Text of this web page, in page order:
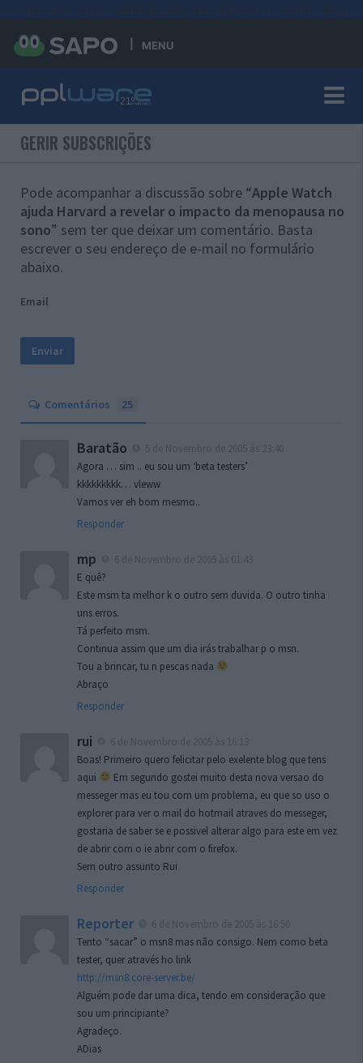
MENU
GERIR SUBSCRIÇÕES
Pode acompanhar a discussão sobre “Apple Watch
ajuda Harvard a revelar o impacto da menopausa no
sono” sem ter que deixar um comentário. Basta
escrever o seu endereço de e-mail no formulário
abaixo.
Email
Comentários 25
Baratão
Agora … sim .. eu sou um ‘beta testers’
kkkkkkkkk… vleww
Vamos ver eh bom mesmo..
Responder
mp
E quê?
Este msm ta melhor k o outro sem duvida. O outro tinha
uns erros.
Tá perfeito msm.
Continua assim que um dia irás trabalhar p o msn.
Tou a brincar, tu n pescas nada
Abraço
Responder
rui
Boas! Primeiro quero felicitar pelo exelente blog que tens
aqui
Em segundo gostei muito desta nova versao do
messeger mas eu tou com um problema, eu que so uso o
explorer para ver o mail do hotmail atraves do messeger,
gostaria de saber se e possivel alterar algo para este em vez
de abrir com o ie abrir com o firefox.
Sem outro assunto Rui
Responder
Reporter
Tento “sacar” o msn8 mas não consigo. Nem como beta
tester, quer através ho link
http://msn8.core-server.be/
Alguém pode dar uma dica, tendo em consideração que
sou um principiante?
Agradeço.
ADias